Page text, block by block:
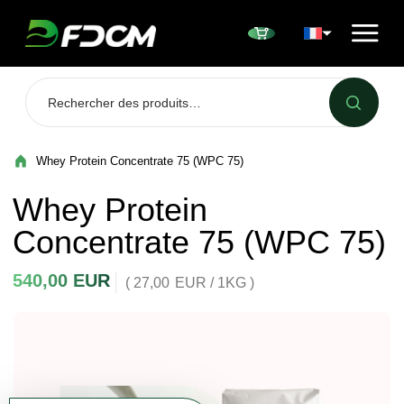
Whey Protein Concentrate 75 (WPC 75)
Whey Protein
Concentrate 75 (WPC 75)
540,00 EUR ( 27,00 EUR / 1KG )